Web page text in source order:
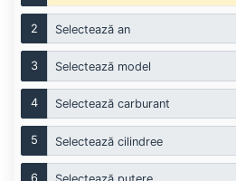
2 Selectează an
3 Selectează model
4 Selectează carburant
5 Selectează cilindree
6